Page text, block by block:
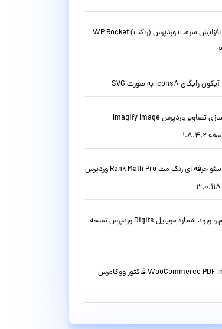
افزونه فارسی افزایش سرعت وردپرس (راکت) WP Rocket
افزونه بهینه سازی تصاویر وردپرس Imagify Image
دانلود افزونه سئو حرفه ای رنک مث Rank Math Pro وردپرس
افزونه ثبت نام و ورود شماره موبایل Digits وردپرس نسخه
افزونه WooCommerce PDF Invoice فاکتور ووکامرس